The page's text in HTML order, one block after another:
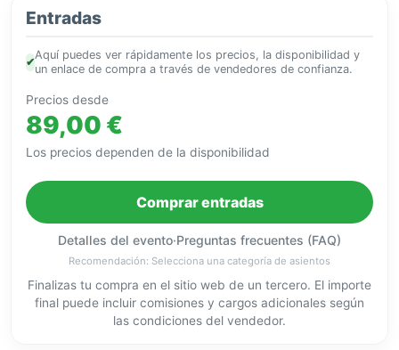
Entradas
✔
Aquí puedes ver rápidamente los precios, la disponibilidad y
un enlace de compra a través de vendedores de confianza.
Precios desde
89,00 €
Los precios dependen de la disponibilidad
Comprar entradas
Detalles del evento·Preguntas frecuentes (FAQ)
Recomendación: Selecciona una categoría de asientos
Finalizas tu compra en el sitio web de un tercero. El importe
final puede incluir comisiones y cargos adicionales según
las condiciones del vendedor.